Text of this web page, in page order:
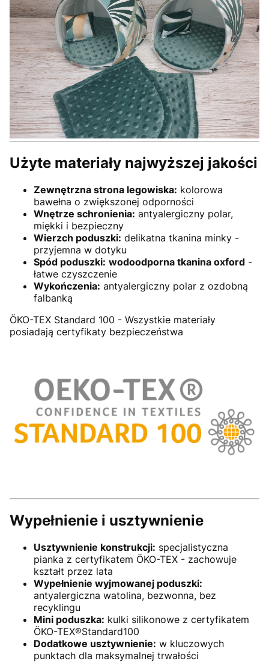
Użyte materiały najwyższej jakości
Zewnętrzna strona legowiska: kolorowa
bawełna o zwiększonej odporności
Wnętrze schronienia: antyalergiczny polar,
miękki i bezpieczny
Wierzch poduszki: delikatna tkanina minky -
przyjemna w dotyku
Spód poduszki: wodoodporna tkanina oxford -
łatwe czyszczenie
Wykończenia: antyalergiczny polar z ozdobną
falbanką
ÖKO-TEX Standard 100 - Wszystkie materiały
posiadają certyfikaty bezpieczeństwa
Wypełnienie i usztywnienie
Usztywnienie konstrukcji: specjalistyczna
pianka z certyfikatem ÖKO-TEX - zachowuje
kształt przez lata
Wypełnienie wyjmowanej poduszki:
antyalergiczna watolina, bezwonna, bez
recyklingu
Mini poduszka: kulki silikonowe z certyfikatem
ÖKO-TEX®Standard100
Dodatkowe usztywnienie: w kluczowych
punktach dla maksymalnej trwałości